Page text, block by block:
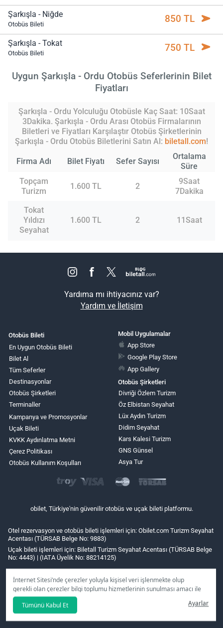
İnternet Sitesi’nde çerezler yoluyla kişisel veri işlenmekte olup
gerekli olan çerezler bilgi toplumu hizmetlerinin sunulması amacı ile
kullanılmaktadır. Tercihleriniz doğrultusunda size özel
kişiselleştirilmiş çerezleri ve özel kampanyaları
seçeneğine
tıklamanız halinde kullanımınıza sunamayacağız.
Tümünü Kabul Et Ayarlar
Şarkışla - Niğde
Otobüs Bileti 850 TL
Şarkışla - Tokat
Otobüs Bileti 750 TL
Uygun Şarkışla - Ordu Otobüs Seferlerinin Bilet
Fiyatları
Şarkışla - Ordu Yolculuğu Otobüsle Kaç Saat: 10Saat
3Dakika. Şarkışla - Ordu Arası Otobüs Firmalarının
Biletleri ve Fiyatları Karşılaştır Otobüs Şirketlerinin
Şarkışla - Ordu Otobüs Biletlerini Satın Al: biletall.com!
Firma Adı Bilet Fiyatı Sefer Sayısı
Ortalama
Süre
Topçam
Turizm
1.600 TL 2
9Saat
7Dakika
Tokat
Yıldızı
Seyahat
1.600 TL 2 11Saat
Yardıma mı ihtiyacınız var?
Yardım ve İletişim
Otobüs Bileti
En Uygun Otobüs Bileti
Bilet Al
Tüm Seferler
Destinasyonlar
Otobüs Şirketleri
Terminaller
Kampanya ve Promosyonlar
Uçak Bileti
KVKK Aydınlatma Metni
Çerez Politikası
Otobüs Kullanım Koşulları
Mobil Uygulamalar
App Store
Google Play Store
App Gallery
Otobüs Şirketleri
Divriği Özlem Turizm
Öz Elbistan Seyahat
Lüx Aydın Turizm
Didim Seyahat
Kars Kalesi Turizm
GNS Günsel
Asya Tur
obilet, Türkiye'nin güvenilir otobüs ve uçak bileti platformu.
Otel rezervasyon ve otobüs bileti işlemleri için: Obilet.com Turizm Seyahat
Acentası (TÜRSAB Belge No: 9883)
Uçak bileti işlemleri için: Biletall Turizm Seyahat Acentası (TÜRSAB Belge
No: 4443) | (IATA Üyelik No: 88214125)